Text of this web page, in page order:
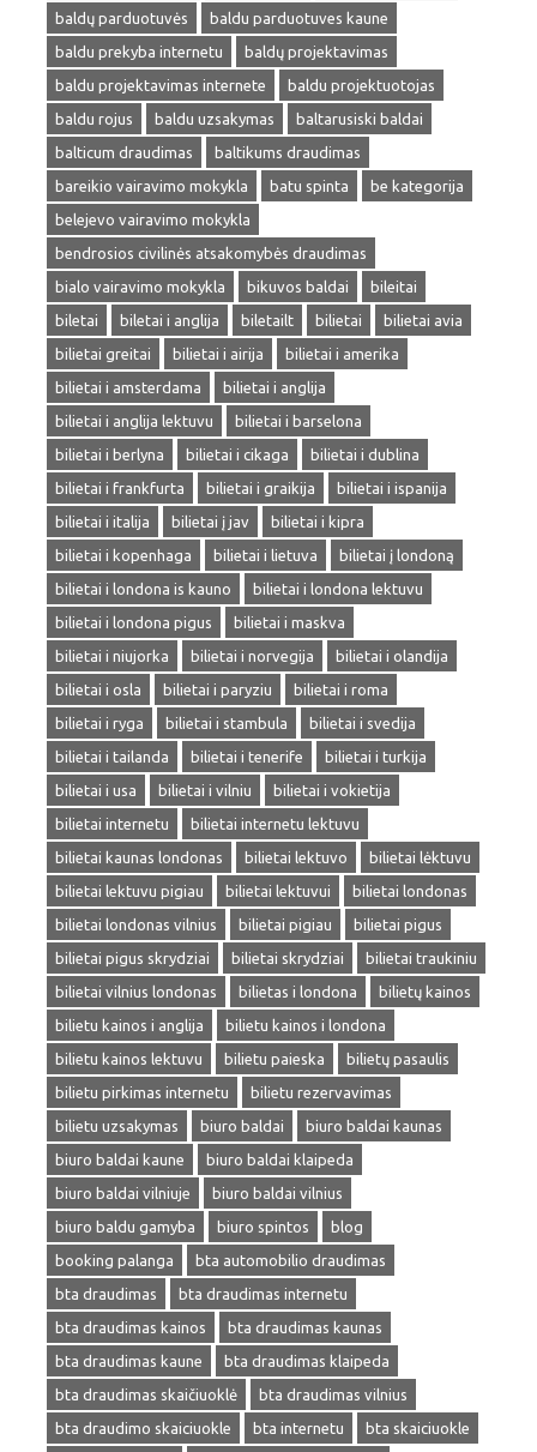
baldų parduotuvės
baldu parduotuves kaune
baldu prekyba internetu
baldų projektavimas
baldu projektavimas internete
baldu projektuotojas
baldu rojus
baldu uzsakymas
baltarusiski baldai
balticum draudimas
baltikums draudimas
bareikio vairavimo mokykla
batu spinta
be kategorija
belejevo vairavimo mokykla
bendrosios civilinės atsakomybės draudimas
bialo vairavimo mokykla
bikuvos baldai
bileitai
biletai
biletai i anglija biletailt bilietai
bilietai avia
bilietai greitai
bilietai i airija
bilietai i amerika
bilietai i amsterdama
bilietai i anglija
bilietai i anglija lektuvu
bilietai i barselona
bilietai i berlyna
bilietai i cikaga
bilietai i dublina
bilietai i frankfurta
bilietai i graikija
bilietai i ispanija
bilietai i italija
bilietai į jav
bilietai i kipra
bilietai i kopenhaga
bilietai i lietuva
bilietai į londoną
bilietai i londona is kauno
bilietai i londona lektuvu
bilietai i londona pigus
bilietai i maskva
bilietai i niujorka
bilietai i norvegija
bilietai i olandija
bilietai i osla
bilietai i paryziu
bilietai i roma
bilietai i ryga
bilietai i stambula
bilietai i svedija
bilietai i tailanda
bilietai i tenerife
bilietai i turkija
bilietai i usa
bilietai i vilniu
bilietai i vokietija
bilietai internetu
bilietai internetu lektuvu
bilietai kaunas londonas
bilietai lektuvo
bilietai lėktuvu
bilietai lektuvu pigiau
bilietai lektuvui
bilietai londonas
bilietai londonas vilnius
bilietai pigiau
bilietai pigus
bilietai pigus skrydziai
bilietai skrydziai
bilietai traukiniu
bilietai vilnius londonas
bilietas i londona
bilietų kainos
bilietu kainos i anglija
bilietu kainos i londona
bilietu kainos lektuvu
bilietu paieska
bilietų pasaulis
bilietu pirkimas internetu
bilietu rezervavimas
bilietu uzsakymas
biuro baldai
biuro baldai kaunas
biuro baldai kaune
biuro baldai klaipeda
biuro baldai vilniuje
biuro baldai vilnius
biuro baldu gamyba
biuro spintos
blog
booking palanga
bta automobilio draudimas
bta draudimas
bta draudimas internetu
bta draudimas kainos
bta draudimas kaunas
bta draudimas kaune
bta draudimas klaipeda
bta draudimas skaičiuoklė
bta draudimas vilnius
bta draudimo skaiciuokle
bta internetu
bta skaiciuokle